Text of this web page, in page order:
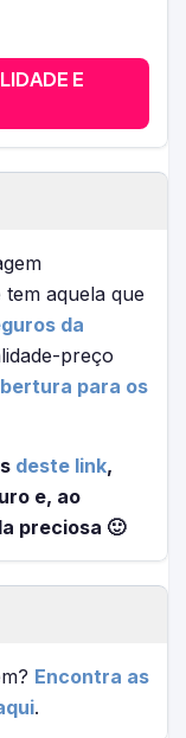
E
tem aquela que
da
preço
para os
deste link,
e, ao
preciosa 🙂
Encontra as
.